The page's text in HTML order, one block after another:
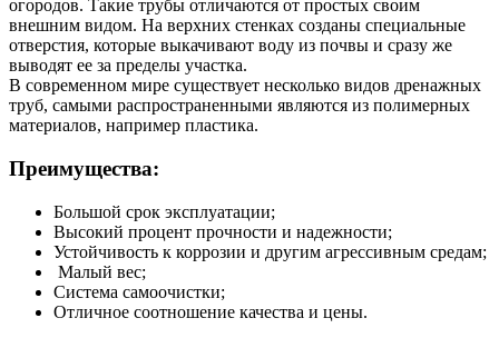
огородов. Такие трубы отличаются от простых своим
внешним видом. На верхних стенках созданы специальные
отверстия, которые выкачивают воду из почвы и сразу же
выводят ее за пределы участка.
В современном мире существует несколько видов дренажных
труб, самыми распространенными являются из полимерных
материалов, например пластика.
Преимущества:
Большой срок эксплуатации;
Высокий процент прочности и надежности;
Устойчивость к коррозии и другим агрессивным средам;
Малый вес;
Система самоочистки;
Отличное соотношение качества и цены.